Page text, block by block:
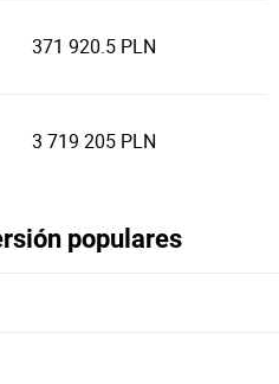
371 920.5 PLN
3 719 205 PLN
populares